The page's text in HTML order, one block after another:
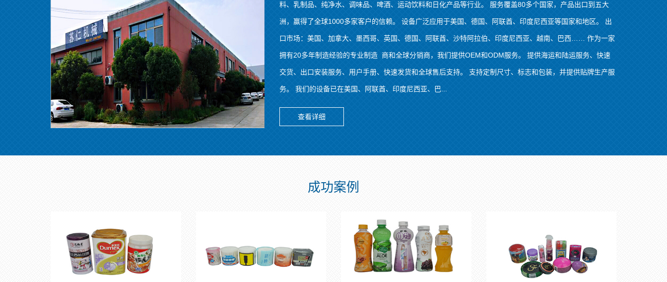
料、乳制品、纯净水、调味品、啤酒、运动饮料和日化产品等行业。 服务覆盖80多个国家，产品出口到五大
洲，赢得了全球1000多家客户的信赖。 设备广泛应用于美国、德国、阿联酋、印度尼西亚等国家和地区。 出
口市场：美国、加拿大、墨西哥、英国、德国、阿联酋、沙特阿拉伯、印度尼西亚、越南、巴西…… 作为一家
拥有20多年制造经验的专业制造 商和全球分销商，我们提供OEM和ODM服务。 提供海运和陆运服务、快速
交货、出口安装服务、用户手册、快速发货和全球售后支持。 支持定制尺寸、标志和包装，并提供贴牌生产服
务。 我们的设备已在美国、阿联酋、印度尼西亚、巴...
查看详细
成功案例